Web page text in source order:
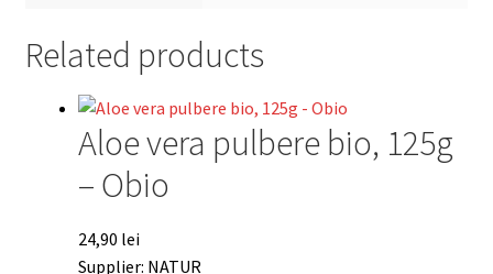
Related products
Aloe vera pulbere bio, 125g
– Obio
24,90 lei
Supplier: NATUR